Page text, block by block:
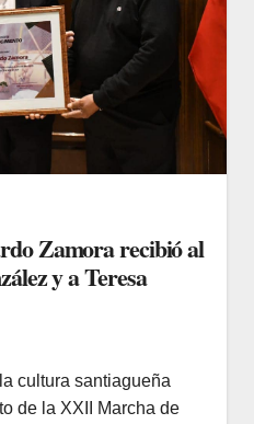
Zamora recibió al
y a Teresa
cultura santiagueña
de la XXII Marcha de